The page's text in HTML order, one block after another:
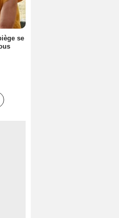
se